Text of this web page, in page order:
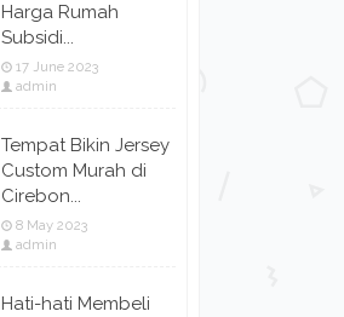
Harga Rumah
Subsidi...
17 June 2023
admin
Tempat Bikin Jersey
Custom Murah di
Cirebon...
8 May 2023
admin
Hati-hati Membeli